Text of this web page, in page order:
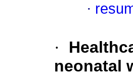
·
·
neonatal